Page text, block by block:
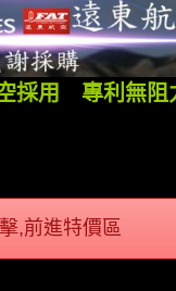
採用 專利無阻
,前進特價區